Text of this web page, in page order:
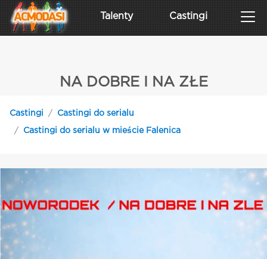
Talenty Castingi
NA DOBRE I NA ZŁE
Castingi Castingi do serialu
Castingi do serialu w mieście Falenica